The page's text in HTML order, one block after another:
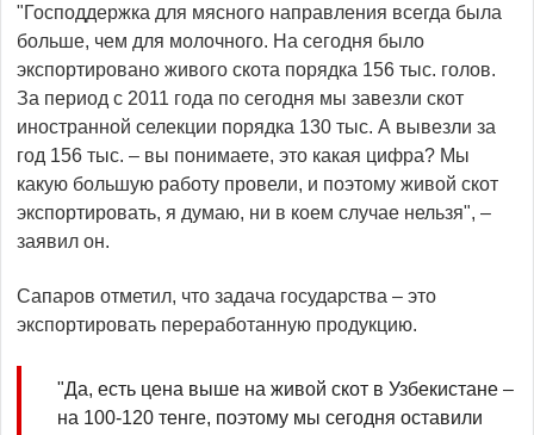
"Господдержка для мясного направления всегда была
больше, чем для молочного. На сегодня было
экспортировано живого скота порядка 156 тыс. голов.
За период с 2011 года по сегодня мы завезли скот
иностранной селекции порядка 130 тыс. А вывезли за
год 156 тыс. – вы понимаете, это какая цифра? Мы
какую большую работу провели, и поэтому живой скот
экспортировать, я думаю, ни в коем случае нельзя", –
заявил он.
Сапаров отметил, что задача государства – это
экспортировать переработанную продукцию.
"Да, есть цена выше на живой скот в Узбекистане –
на 100-120 тенге, поэтому мы сегодня оставили